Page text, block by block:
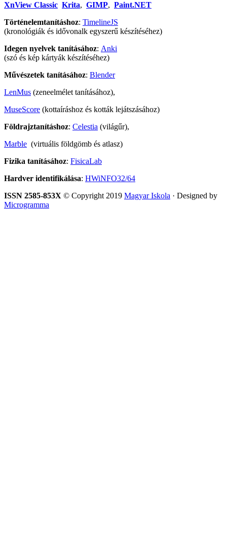
XnView Classic Krita, GIMP, Paint.NET
Történelemtanításhoz: TimelineJS
(kronológiák és idővonalk egyszerű készítéséhez)
Idegen nyelvek tanításához: Anki
(szó és kép kártyák készítéséhez)
Művészetek tanításához: Blender
LenMus (zeneelmélet tanításához),
MuseScore (kottaíráshoz és kották lejátszásához)
Földrajztanításhoz: Celestia (világűr),
Marble (virtuális földgömb és atlasz)
Fizika tanításához: FisicaLab
Hardver identifikálása: HWiNFO32/64
ISSN 2585-853X © Copyright 2019 Magyar Iskola · Designed by
Microgramma